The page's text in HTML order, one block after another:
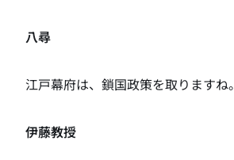
八尋
江戸幕府は、鎖国政策を取りますね。
伊藤教授